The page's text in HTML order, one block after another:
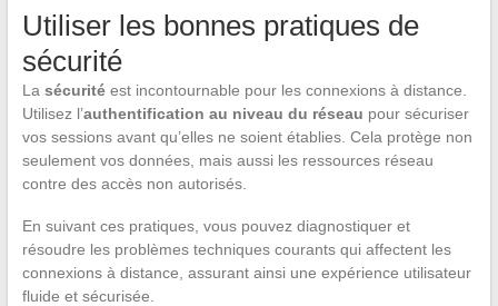
Utiliser les bonnes pratiques de
sécurité
La sécuritéest incontournable pour les connexions à distance.
Utilisez l’authentification au niveau du réseau pour sécuriser
vos sessions avant qu’elles ne soient établies. Cela protège non
seulement vos données, mais aussi les ressources réseau
contre des accès non autorisés.
En suivant ces pratiques, vous pouvez diagnostiquer et
résoudre les problèmes techniques courants qui affectent les
connexions à distance, assurant ainsi une expérience utilisateur
fluide et sécurisée.